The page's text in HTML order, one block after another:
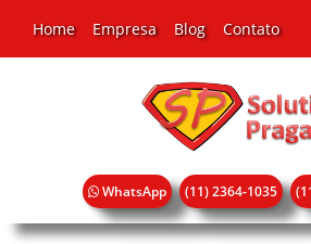
Home Empresa Blog Contato
WhatsApp (11) 2364-1035